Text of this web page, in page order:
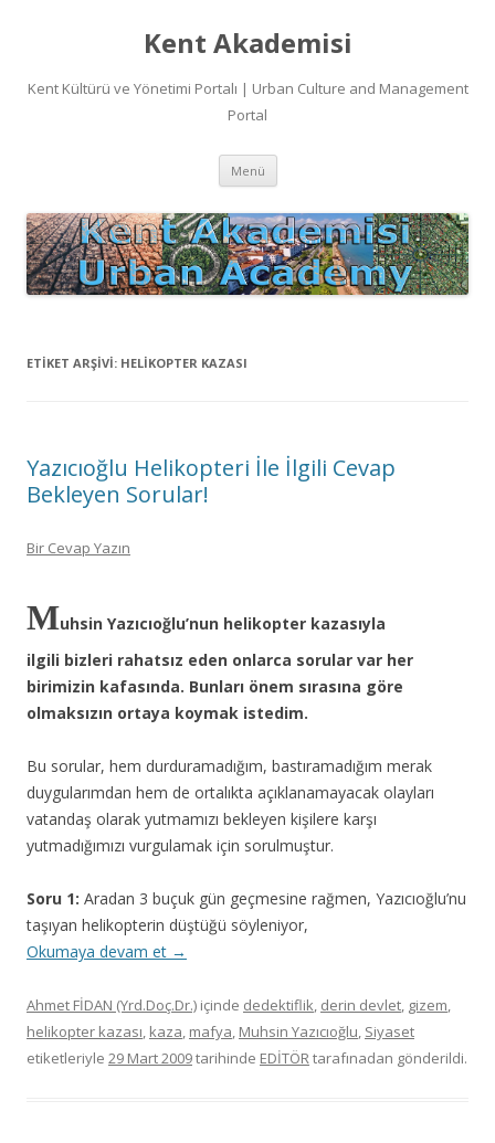
Kent Akademisi
Kent Kültürü ve Yönetimi Portalı | Urban Culture and Management
Portal
Menü İçeriğe
ETIKET ARŞIVI: HELIKOPTER KAZASI
Yazıcıoğlu Helikopteri İle İlgili Cevap
Bekleyen Sorular!
Bir Cevap Yazın
Muhsin Yazıcıoğlu’nun helikopter kazasıyla
ilgili bizleri rahatsız eden onlarca sorular var her
birimizin kafasında. Bunları önem sırasına göre
olmaksızın ortaya koymak istedim.
Bu sorular, hem durduramadığım, bastıramadığım merak
duygularımdan hem de ortalıkta açıklanamayacak olayları
vatandaş olarak yutmamızı bekleyen kişilere karşı
yutmadığımızı vurgulamak için sorulmuştur.
Soru 1: Aradan 3 buçuk gün geçmesine rağmen, Yazıcıoğlu’nu
taşıyan helikopterin düştüğü söyleniyor,
Okumaya devam et →
Ahmet FİDAN (Yrd.Doç.Dr.) içinde dedektiflik, derin devlet, gizem,
helikopter kazası, kaza, mafya, Muhsin Yazıcıoğlu, Siyaset
etiketleriyle 29 Mart 2009tarihinde EDİTÖRtarafınadan gönderildi.